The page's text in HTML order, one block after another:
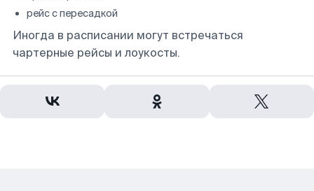
рейс с пересадкой
Иногда в расписании могут встречаться
чартерные рейсы и лоукосты.